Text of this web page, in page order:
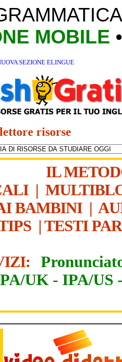
MOBILE
SEZIONE ELINGUE
risorse
IL
|
BAMBINI|
| TESTI
UK - IPA/US